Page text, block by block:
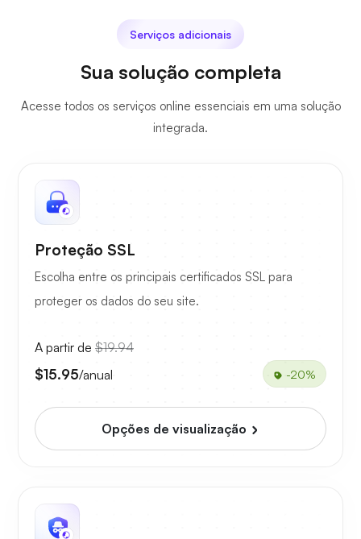
Serviços adicionais
Sua solução completa
Acesse todos os serviços online essenciais em uma solução
integrada.
Proteção SSL
Escolha entre os principais certificados SSL para
proteger os dados do seu site.
A partir de $19.94
$15.95/anual -20%
Opções de visualização